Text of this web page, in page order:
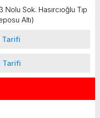
Nolu Sok. Hasırcıoğlu Tıp
Altı)
Tarifi
Tarifi